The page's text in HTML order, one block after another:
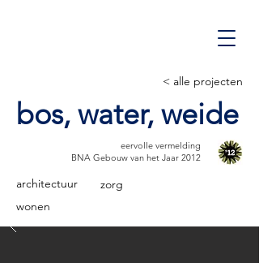
< alle projecten
bos, water, weide
eervolle vermelding
BNA Gebouw van het Jaar 2012
architectuur
zorg
wonen